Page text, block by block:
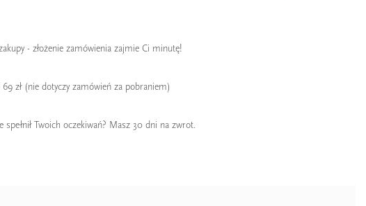
- złożenie zamówienia zajmie Ci minutę!
69 zł (nie dotyczy zamówień za pobraniem)
spełnił Twoich oczekiwań? Masz 30 dni na zwrot.